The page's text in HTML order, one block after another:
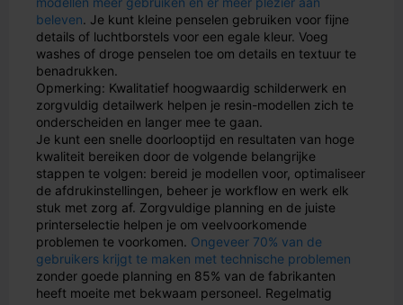
beleven. Je kunt kleine penselen gebruiken voor fijne
details of luchtborstels voor een egale kleur. Voeg
washes of droge penselen toe om details en textuur te
benadrukken.
Opmerking: Kwalitatief hoogwaardig schilderwerk en
zorgvuldig detailwerk helpen je resin-modellen zich te
onderscheiden en langer mee te gaan.
Je kunt een snelle doorlooptijd en resultaten van hoge
kwaliteit bereiken door de volgende belangrijke
stappen te volgen: bereid je modellen voor, optimaliseer
de afdrukinstellingen, beheer je workflow en werk elk
stuk met zorg af. Zorgvuldige planning en de juiste
printerselectie helpen je om veelvoorkomende
problemen te voorkomen. Ongeveer 70% van de
gebruikers krijgt te maken met technische problemen
zonder goede planning en 85% van de fabrikanten
heeft moeite met bekwaam personeel. Regelmatig